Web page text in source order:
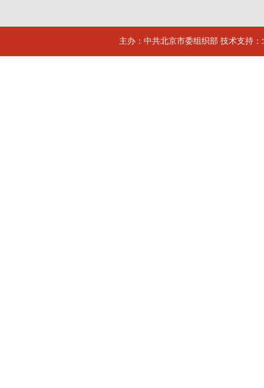
主办：中共北京市委组织部 技术支持